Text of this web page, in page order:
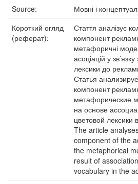
Source:
Мовні і
Короткий огляд
(реферат):
Стаття аналізує
компонент
метафоричні
асоціацій у
лексики до
Статья
компонент
метафорические
на основе
цветовой
The article
component of the
the metaphorical
result of
vocabulary in the